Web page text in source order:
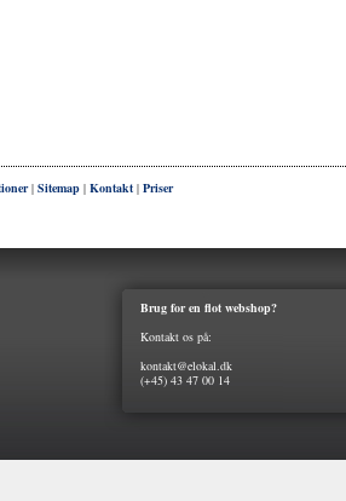
| Sitemap | Kontakt | Priser
Brug for en flot webshop?
Kontakt os på:
kontakt@elokal.dk
(+45) 43 47 00 14